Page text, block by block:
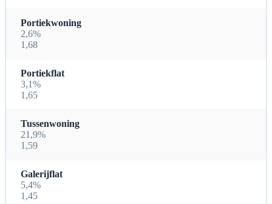
Portiekwoning
2,6%
1,68
Portiekflat
3,1%
1,65
Tussenwoning
21,9%
1,59
Galerijflat
5,4%
1,45